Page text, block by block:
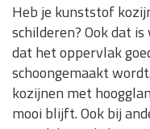
Heb je kunststof
schilderen? Ook dat
dat het oppervlak
schoongemaakt
kozijnen met
mooi blijft. Ook bij